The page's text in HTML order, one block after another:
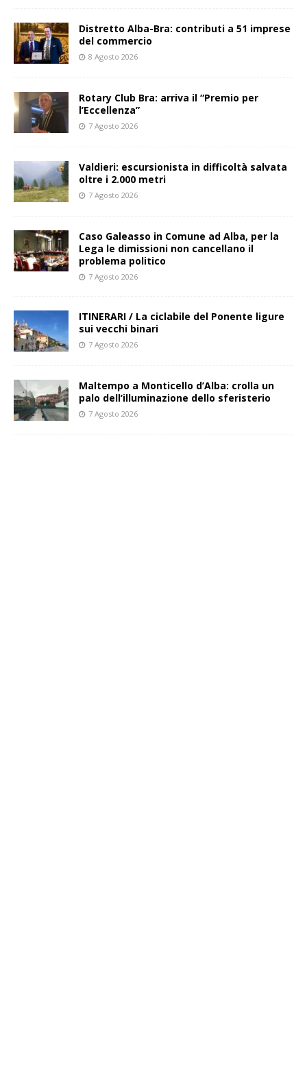
Distretto Alba-Bra: contributi a 51 imprese
del commercio
8 Agosto 2026
Rotary Club Bra: arriva il “Premio per
l’Eccellenza”
7 Agosto 2026
Valdieri: escursionista in difficoltà salvata
oltre i 2.000 metri
7 Agosto 2026
Caso Galeasso in Comune ad Alba, per la
Lega le dimissioni non cancellano il
problema politico
7 Agosto 2026
ITINERARI / La ciclabile del Ponente ligure
sui vecchi binari
7 Agosto 2026
Maltempo a Monticello d’Alba: crolla un
palo dell’illuminazione dello sferisterio
7 Agosto 2026